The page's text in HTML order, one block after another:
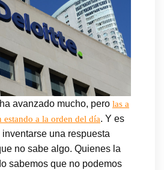
avanzado mucho, pero las a
estando a la orden del día. Y es
una respuesta
no sabe algo. Quienes la
sabemos que no podemos